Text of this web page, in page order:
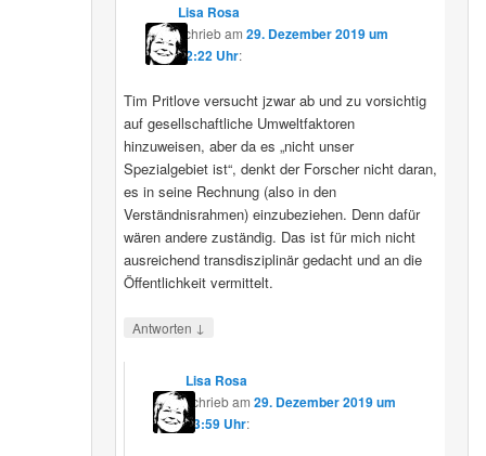
Lisa Rosa
schriebam 29. Dezember 2019 um
12:22 Uhr:
Tim Pritlove versucht jzwar ab und zu vorsichtig
auf gesellschaftliche Umweltfaktoren
hinzuweisen, aber da es „nicht unser
Spezialgebiet ist“, denkt der Forscher nicht daran,
es in seine Rechnung (also in den
Verständnisrahmen) einzubeziehen. Denn dafür
wären andere zuständig. Das ist für mich nicht
ausreichend transdisziplinär gedacht und an die
Öffentlichkeit vermittelt.
Antworten ↓
Lisa Rosa
schriebam29. Dezember 2019 um
13:59 Uhr: